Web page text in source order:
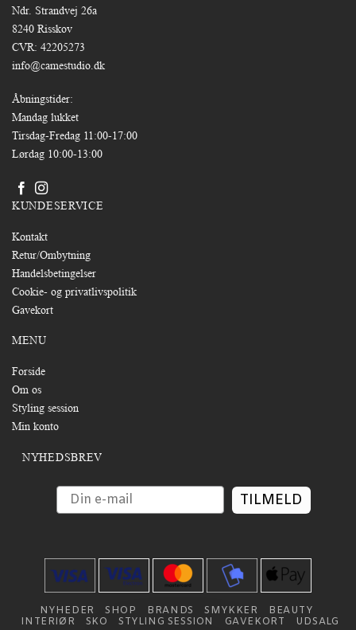
Ndr. Strandvej 26a
8240 Risskov
CVR: 42205273
info@camestudio.dk
Åbningstider:
Mandag lukket
Tirsdag-Fredag 11:00-17:00
Lørdag 10:00-13:00
KUNDESERVICE
Kontakt
Retur/Ombytning
Handelsbetingelser
Cookie- og privatlivspolitik
Gavekort
MENU
Forside
Om os
Styling session
Min konto
NYHEDSBREV
TILMELD
NYHEDER SHOP BRANDS SMYKKER
BEAUTY
INTERIØR
SKO STYLING SESSION GAVEKORT UDSALG